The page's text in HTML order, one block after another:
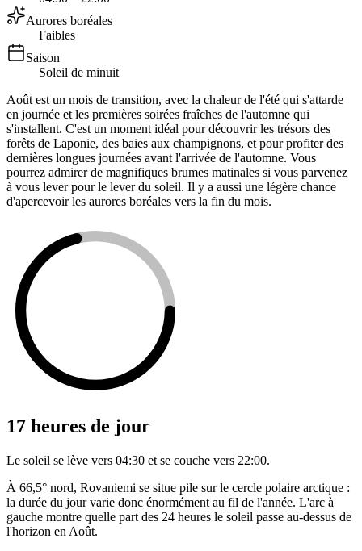
Aurores boréales
Faibles
Saison
Soleil de minuit
Août est un mois de transition, avec la chaleur de l'été qui s'attarde
en journée et les premières soirées fraîches de l'automne qui
s'installent. C'est un moment idéal pour découvrir les trésors des
forêts de Laponie, des baies aux champignons, et pour profiter des
dernières longues journées avant l'arrivée de l'automne. Vous
pourrez admirer de magnifiques brumes matinales si vous parvenez
à vous lever pour le lever du soleil. Il y a aussi une légère chance
d'apercevoir les aurores boréales vers la fin du mois.
17 heures de jour
Le soleil se lève vers 04:30 et se couche vers 22:00.
À 66,5° nord, Rovaniemi se situe pile sur le cercle polaire arctique :
la durée du jour varie donc énormément au fil de l'année. L'arc à
gauche montre quelle part des 24 heures le soleil passe au-dessus de
l'horizon en Août.